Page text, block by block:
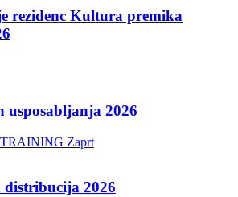
rezidenc Kultura premika
usposabljanja 2026
Zaprt
2026